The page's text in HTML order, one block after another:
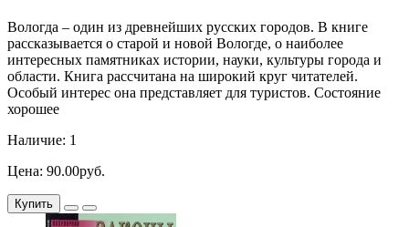
Вологда – один из древнейших русских городов. В книге
рассказывается о старой и новой Вологде, о наиболее
интересных памятниках истории, науки, культуры города и
области. Книга рассчитана на широкий круг читателей.
Особый интерес она представляет для туристов. Состояние
хорошее
Наличие: 1
Цена: 90.00руб.
Купить